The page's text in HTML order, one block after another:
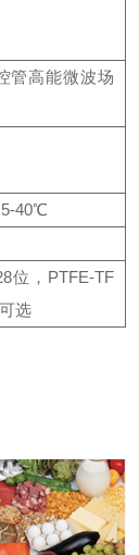
高能微波场
5-40℃
28位，PTFE-TF
选